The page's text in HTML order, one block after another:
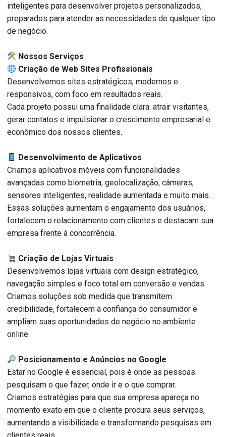
inteligentes para desenvolver projetos personalizados,
preparados para atender as necessidades de qualquer tipo
de negócio.
️ Nossos Serviços
Criação de Web Sites Profissionais
Desenvolvemos sites estratégicos, modernos e
responsivos, com foco em resultados reais.
Cada projeto possui uma finalidade clara: atrair visitantes,
gerar contatos e impulsionar o crescimento empresarial e
econômico dos nossos clientes.
Desenvolvimento de Aplicativos
Criamos aplicativos móveis com funcionalidades
avançadas como biometria, geolocalização, câmeras,
sensores inteligentes, realidade aumentada e muito mais.
Essas soluções aumentam o engajamento dos usuários,
fortalecem o relacionamento com clientes e destacam sua
empresa frente à concorrência.
Criação de Lojas Virtuais
Desenvolvemos lojas virtuais com design estratégico,
navegação simples e foco total em conversão e vendas.
Criamos soluções sob medida que transmitem
credibilidade, fortalecem a confiança do consumidor e
ampliam suas oportunidades de negócio no ambiente
online.
Posicionamento e Anúncios no Google
Estar no Google é essencial, pois é onde as pessoas
pesquisam o que fazer, onde ir e o que comprar.
Criamos estratégias para que sua empresa apareça no
momento exato em que o cliente procura seus serviços,
aumentando a visibilidade e transformando pesquisas em